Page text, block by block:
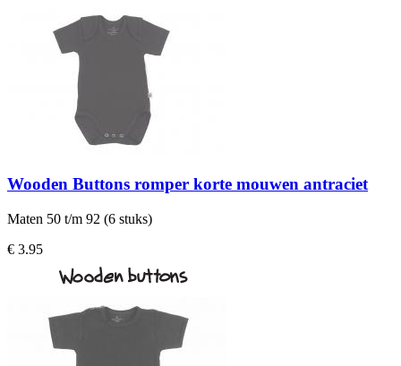
Wooden Buttons romper korte mouwen antraciet
Maten 50 t/m 92 (6 stuks)
€ 3.95